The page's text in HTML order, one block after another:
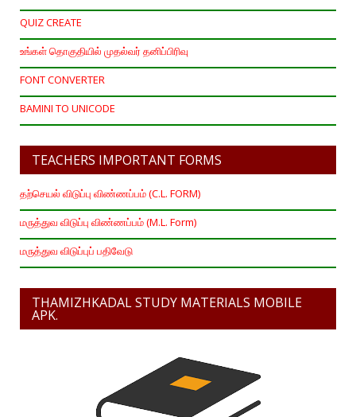
QUIZ CREATE
உங்கள் தொகுதியில் முதல்வர் தனிப்பிரிவு
FONT CONVERTER
BAMINI TO UNICODE
TEACHERS IMPORTANT FORMS
தற்செயல் விடுப்பு விண்ணப்பம் (C.L. FORM)
மருத்துவ விடுப்பு விண்ணப்பம் (M.L. Form)
மருத்துவ விடுப்புப் பதிவேடு
THAMIZHKADAL STUDY MATERIALS MOBILE
APK.